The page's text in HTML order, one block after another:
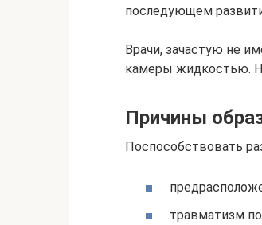
последующем
Врачи, зачастую не
камеры жидкостью.
Причины
Поспособствовать
травматизм